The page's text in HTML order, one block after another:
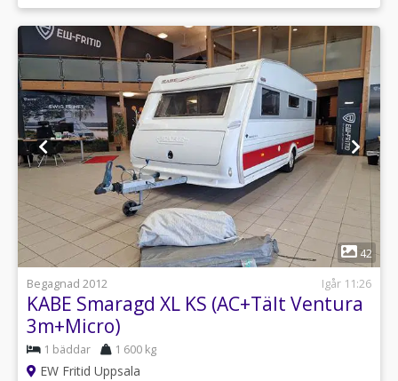
1
42
Begagnad 2012
Igår 11:26
KABE Smaragd XL KS (AC+Tält Ventura
3m+Micro)
1 bäddar 1 600 kg
EW Fritid Uppsala